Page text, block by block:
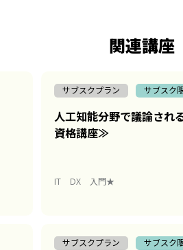
関連講座
サブスクプラン サブスク
人工知能分野で議論され
資格講座≫
IT DX 入門★
サブスクプラン サブスク